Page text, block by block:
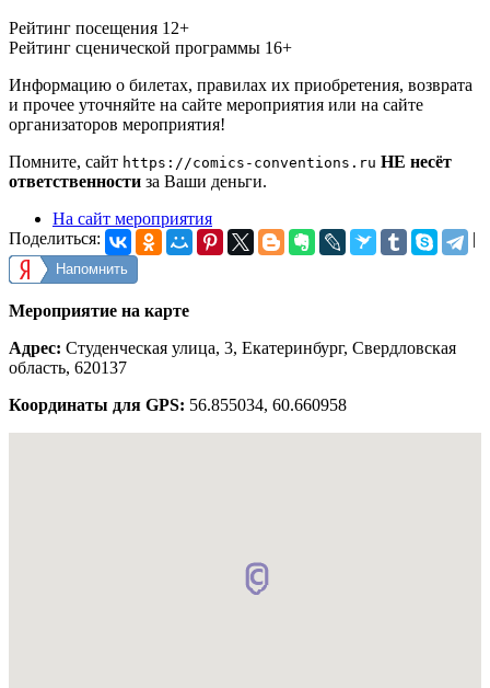
Рейтинг посещения 12+
Рейтинг сценической программы 16+
Информацию о билетах, правилах их приобретения, возврата
и прочее уточняйте на сайте мероприятия или на сайте
организаторов мероприятия!
Помните, сайт https://comics-conventions.ru НЕ несёт
ответственности за Ваши деньги.
На сайт мероприятия
Поделиться:
|
Напомнить
Мероприятие на карте
Адрес: Студенческая улица, 3, Екатеринбург, Свердловская
область, 620137
Координаты для GPS: 56.855034, 60.660958